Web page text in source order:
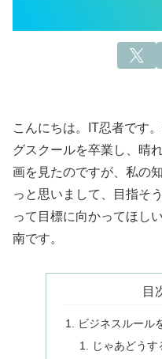
こんにちは。IT忍者です
グスクールを卒業し、晴
画を見たのですが、私の
っと思いまして、目指そ
って目標に向かってほし
南です。
目
ビジネスルール
じゃあどうす